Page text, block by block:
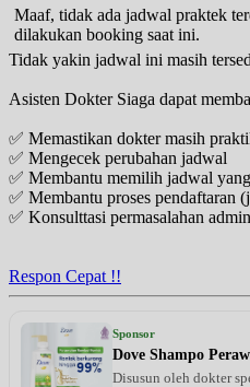
Maaf, tidak ada jadwal praktek
dilakukan booking saat ini.
Tidak yakin jadwal ini masih
Asisten Dokter Siaga dapat
✅ Memastikan dokter masih
✅ Mengecek perubahan jadwal
✅ Membantu memilih jadwal
✅ Membantu proses pendaftaran
✅ Konsulttasi permasalahan
Respon Cepat !!
Sponsor
Dove Shampo
Disusun oleh dokter